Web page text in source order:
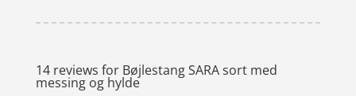
14 reviews for Bøjlestang SARA sort med
messing og hylde